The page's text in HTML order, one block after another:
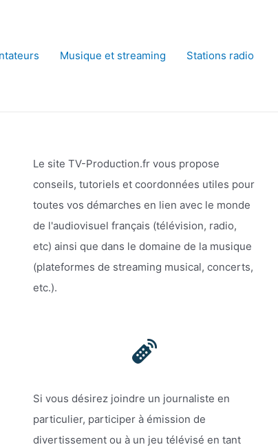
Musique et streaming Stations radio
Le site TV-Production.fr vous propose
conseils, tutoriels et coordonnées utiles pour
toutes vos démarches en lien avec le monde
de l'audiovisuel français (télévision, radio,
etc) ainsi que dans le domaine de la musique
(plateformes de streaming musical, concerts,
etc.).
Si vous désirez joindre un journaliste en
particulier, participer à émission de
divertissement ou à un jeu télévisé en tant